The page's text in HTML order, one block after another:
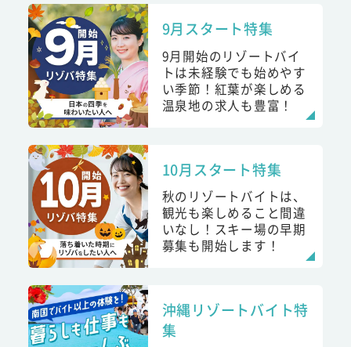
9月スタート特集
9月開始のリゾートバイ
トは未経験でも始めやす
い季節！紅葉が楽しめる
温泉地の求人も豊富！
10月スタート特集
秋のリゾートバイトは、
観光も楽しめること間違
いなし！スキー場の早期
募集も開始します！
沖縄リゾートバイト特
集